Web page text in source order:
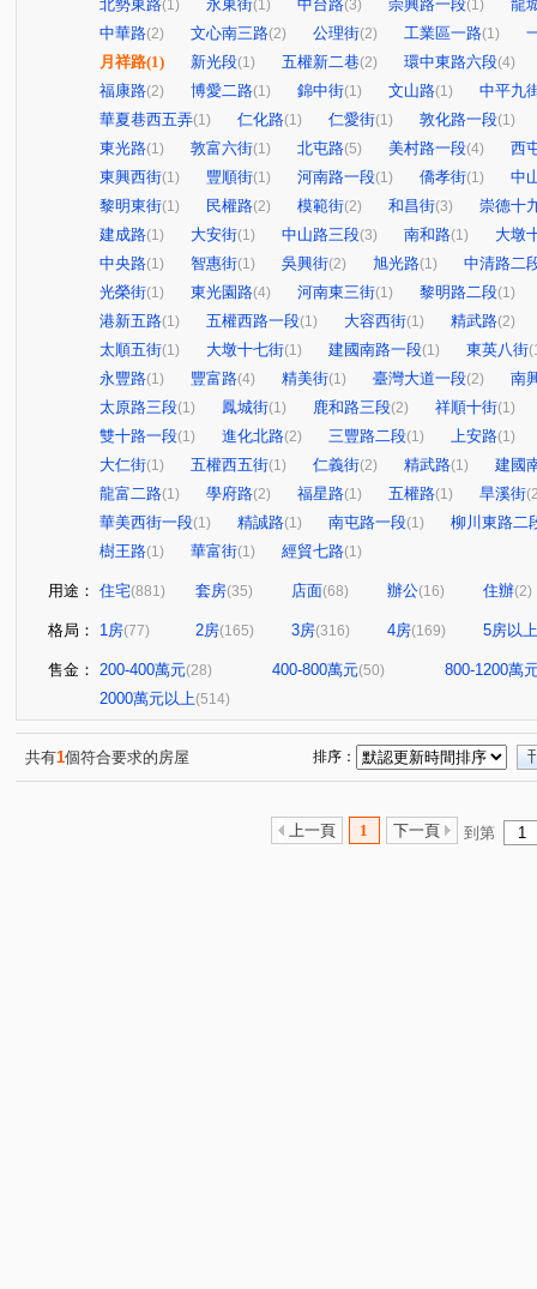
北勢東路(1) 永東街(1) 中台路(3) 崇興路一段(1)
龍
中華路(2) 文心南三路(2) 公理街(2) 工業區一路(1)
月祥路(1) 新光段(1) 五權新二巷(2) 環中東路六段(4)
福康路(2) 博愛二路(1) 錦中街(1) 文山路(1)
中平九
華夏巷西五弄(1) 仁化路(1) 仁愛街(1) 敦化路一段(1)
東光路(1) 敦富六街(1) 北屯路(5) 美村路一段(4)
西
東興西街(1) 豐順街(1) 河南路一段(1) 僑孝街(1)
中
黎明東街(1) 民權路(2) 模範街(2) 和昌街(3)
崇德十
建成路(1) 大安街(1) 中山路三段(3) 南和路(1)
大墩
中央路(1) 智惠街(1) 吳興街(2) 旭光路(1)
中清路二
光榮街(1) 東光園路(4) 河南東三街(1) 黎明路二段(1)
港新五路(1) 五權西路一段(1) 大容西街(1) 精武路(2)
太順五街(1) 大墩十七街(1) 建國南路一段(1) 東英八街
永豐路(1) 豐富路(4) 精美街(1) 臺灣大道一段(2)
南
太原路三段(1) 鳳城街(1) 鹿和路三段(2) 祥順十街(1)
雙十路一段(1) 進化北路(2) 三豐路二段(1) 上安路(1)
大仁街(1) 五權西五街(1) 仁義街(2) 精武路(1)
建國
龍富二路(1) 學府路(2) 福星路(1) 五權路(1) 旱溪街
華美西街一段(1) 精誠路(1) 南屯路一段(1)
柳川東路二
樹王路(1) 華富街(1) 經貿七路(1)
用途： 住宅(881) 套房(35) 店面(68) 辦公(16) 住辦(2)
格局： 1房(77) 2房(165) 3房(316) 4房(169) 5房以上
售金： 200-400萬元(28) 400-800萬元(50)
800-1200萬
2000萬元以上(514)
共有1個符合要求的房屋 排序：
上一頁 1 下一頁 到第